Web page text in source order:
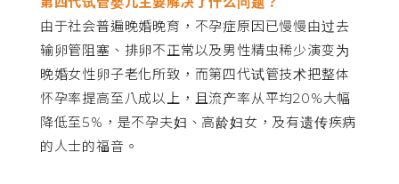
由于社会普遍晚婚晚育，不孕症原因已慢慢由过去
输卵管阻塞、排卵不正常以及男性精虫稀少演变为
晚婚女性卵子老化所致，而第四代试管技术把整体
怀孕率提高至八成以上，且流产率从平均20%大幅
降低至5%，是不孕夫妇、高龄妇女，及有遗传疾病
的人士的福音。